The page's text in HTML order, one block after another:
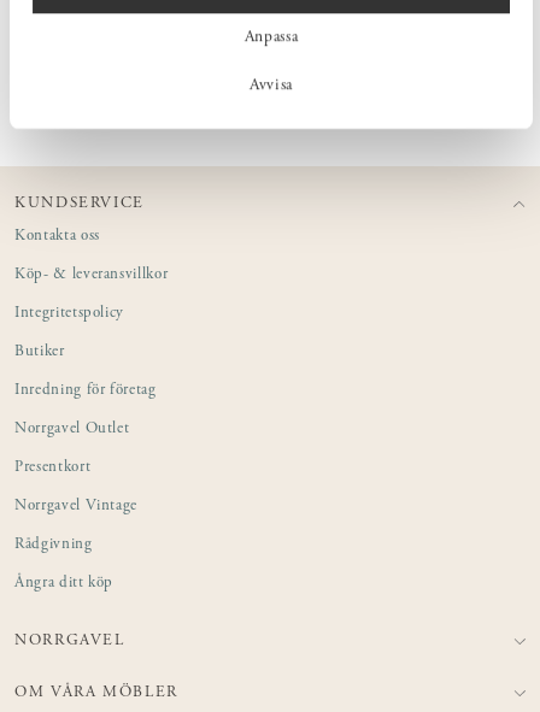
Anpassa
Avvisa
KUNDSERVICE
Kontakta oss
Köp- & leveransvillkor
Integritetspolicy
Butiker
Inredning för företag
Norrgavel Outlet
Presentkort
Norrgavel Vintage
Rådgivning
Ångra ditt köp
NORRGAVEL
OM VÅRA MÖBLER